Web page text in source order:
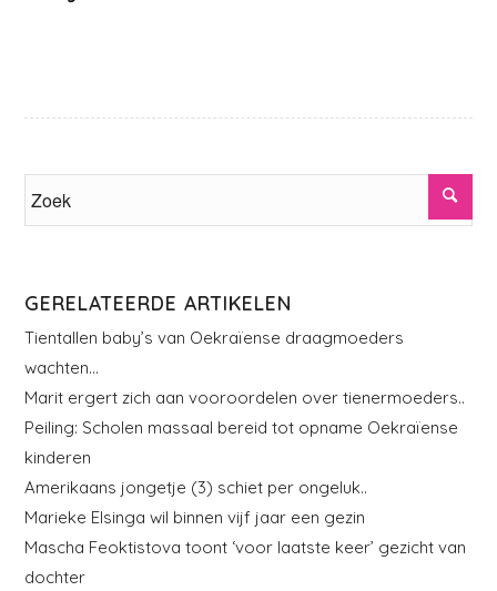
GERELATEERDE ARTIKELEN
Tientallen baby’s van Oekraïense draagmoeders
wachten…
Marit ergert zich aan vooroordelen over tienermoeders..
Peiling: Scholen massaal bereid tot opname Oekraïense
kinderen
Amerikaans jongetje (3) schiet per ongeluk..
Marieke Elsinga wil binnen vijf jaar een gezin
Mascha Feoktistova toont ‘voor laatste keer’ gezicht van
dochter